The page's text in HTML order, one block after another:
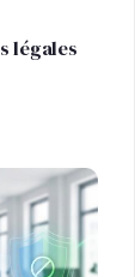
légales